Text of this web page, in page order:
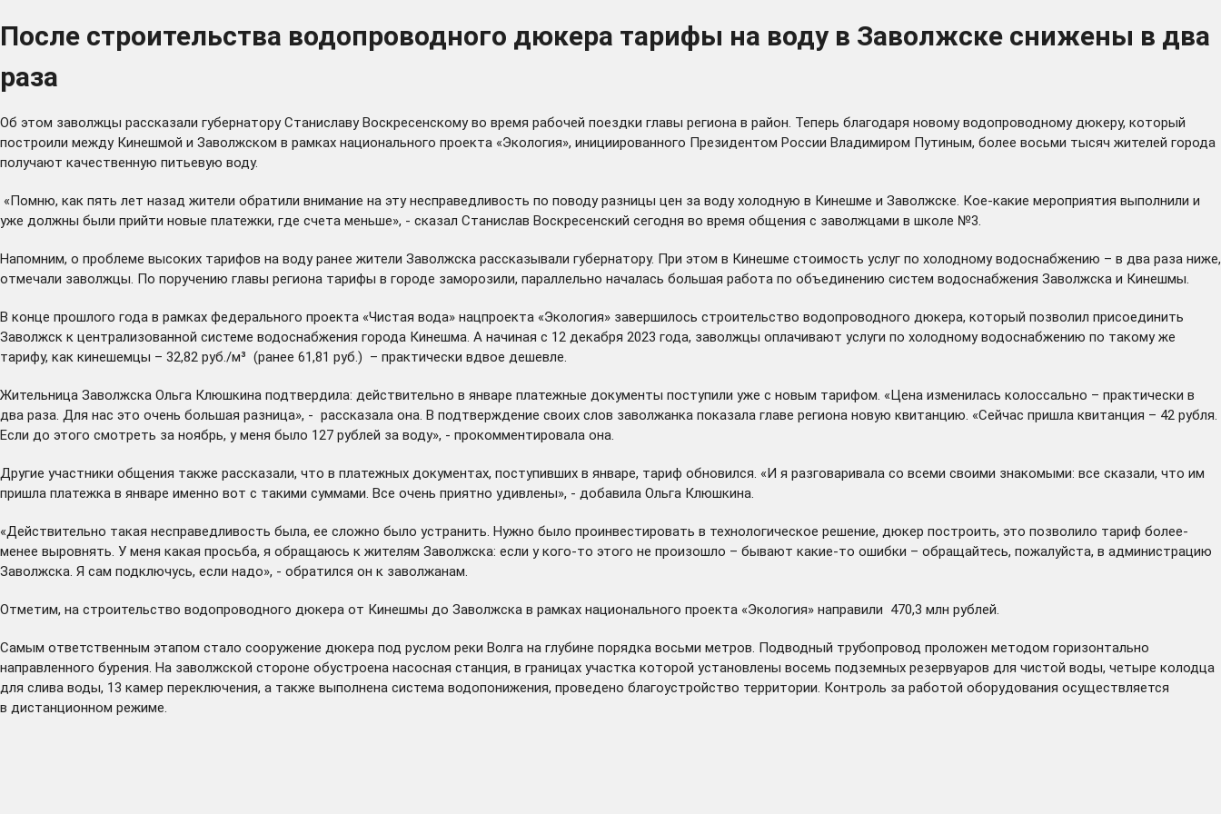
После строительства водопроводного дюкера тарифы на воду в Заволжске снижены в два
раза
Об этом заволжцы рассказали губернатору Станиславу Воскресенскому во время рабочей поездки главы региона в район. Теперь благодаря новому водопроводному дюкеру, который
построили между Кинешмой и Заволжском в рамках национального проекта «Экология», инициированного Президентом России Владимиром Путиным, более восьми тысяч жителей города
получают качественную питьевую воду.
«Помню, как пять лет назад жители обратили внимание на эту несправедливость по поводу разницы цен за воду холодную в Кинешме и Заволжске. Кое-какие мероприятия выполнили и
уже должны были прийти новые платежки, где счета меньше», - сказал Станислав Воскресенский сегодня во время общения с заволжцами в школе №3.
Напомним, о проблеме высоких тарифов на воду ранее жители Заволжска рассказывали губернатору. При этом в Кинешме стоимость услуг по холодному водоснабжению – в два раза ниже,
отмечали заволжцы. По поручению главы региона тарифы в городе заморозили, параллельно началась большая работа по объединению систем водоснабжения Заволжска и Кинешмы.
В конце прошлого года в рамках федерального проекта «Чистая вода» нацпроекта «Экология» завершилось строительство водопроводного дюкера, который позволил присоединить
Заволжск к централизованной системе водоснабжения города Кинешма. А начиная с 12 декабря 2023 года, заволжцы оплачивают услуги по холодному водоснабжению по такому же
тарифу, как кинешемцы – 32,82 руб./м³ (ранее 61,81 руб.) – практически вдвое дешевле.
Жительница Заволжска Ольга Клюшкина подтвердила: действительно в январе платежные документы поступили уже с новым тарифом. «Цена изменилась колоссально – практически в
два раза. Для нас это очень большая разница», - рассказала она. В подтверждение своих слов заволжанка показала главе региона новую квитанцию. «Сейчас пришла квитанция – 42 рубля.
Если до этого смотреть за ноябрь, у меня было 127 рублей за воду», - прокомментировала она.
Другие участники общения также рассказали, что в платежных документах, поступивших в январе, тариф обновился. «И я разговаривала со всеми своими знакомыми: все сказали, что им
пришла платежка в январе именно вот с такими суммами. Все очень приятно удивлены», - добавила Ольга Клюшкина.
«Действительно такая несправедливость была, ее сложно было устранить. Нужно было проинвестировать в технологическое решение, дюкер построить, это позволило тариф более-
менее выровнять. У меня какая просьба, я обращаюсь к жителям Заволжска: если у кого-то этого не произошло – бывают какие-то ошибки – обращайтесь, пожалуйста, в администрацию
Заволжска. Я сам подключусь, если надо», - обратился он к заволжанам.
Отметим, на строительство водопроводного дюкера от Кинешмы до Заволжска в рамках национального проекта «Экология» направили 470,3 млн рублей.
Самым ответственным этапом стало сооружение дюкера под руслом реки Волга на глубине порядка восьми метров. Подводный трубопровод проложен методом горизонтально
направленного бурения. На заволжской стороне обустроена насосная станция, в границах участка которой установлены восемь подземных резервуаров для чистой воды, четыре колодца
для слива воды, 13 камер переключения, а также выполнена система водопонижения, проведено благоустройство территории. Контроль за работой оборудования осуществляется
в дистанционном режиме.